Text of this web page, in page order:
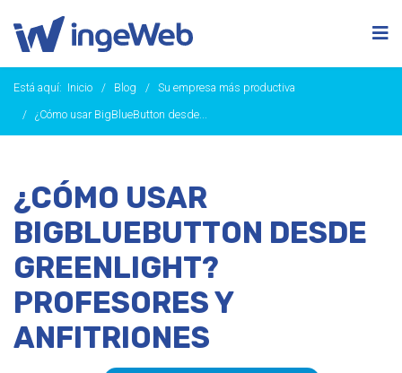
Está aquí: Inicio Blog
Su empresa más productiva
¿Cómo usar BigBlueButton desde...
¿CÓMO USAR
BIGBLUEBUTTON DESDE
GREENLIGHT?
PROFESORES Y
ANFITRIONES